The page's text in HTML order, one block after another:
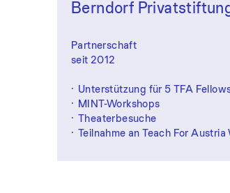
Berndorf
Partnerschaft
seit 2012
Unterstützung für 5 TFA
MINT-Workshops
Theaterbesuche
Teilnahme an Teach For Austria